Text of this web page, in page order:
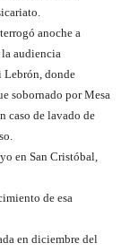
anoche a
audiencia
Lebrón, donde
sobornado por Mesa
caso de lavado de
en San Cristóbal,
de esa
en diciembre del